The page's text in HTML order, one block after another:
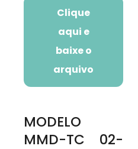
Clique
aqui e
baixe o
arquivo
MODELO
MMD-TC 02-